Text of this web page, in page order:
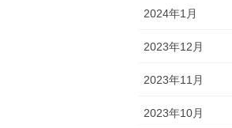
2024年1月
2023年12月
2023年11月
2023年10月